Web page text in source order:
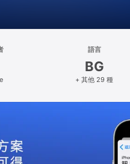
語言
BG
+ 其他 29 種